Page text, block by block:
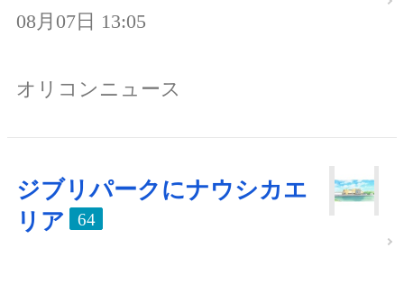
08月07日 13:05
オリコンニュース
ジブリパークにナウシカエ
リア
64